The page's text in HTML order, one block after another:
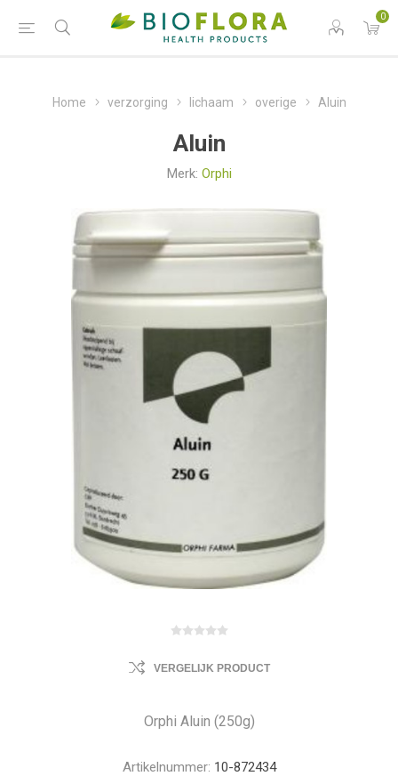
0
Home verzorging lichaam overige Aluin
Aluin
Merk: Orphi
VERGELIJK PRODUCT
Orphi Aluin (250g)
Artikelnummer: 10-872434